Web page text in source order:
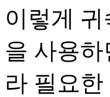
이렇게
을 사용
라 필요